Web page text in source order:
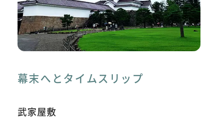
幕末へとタイムスリップ
武家屋敷